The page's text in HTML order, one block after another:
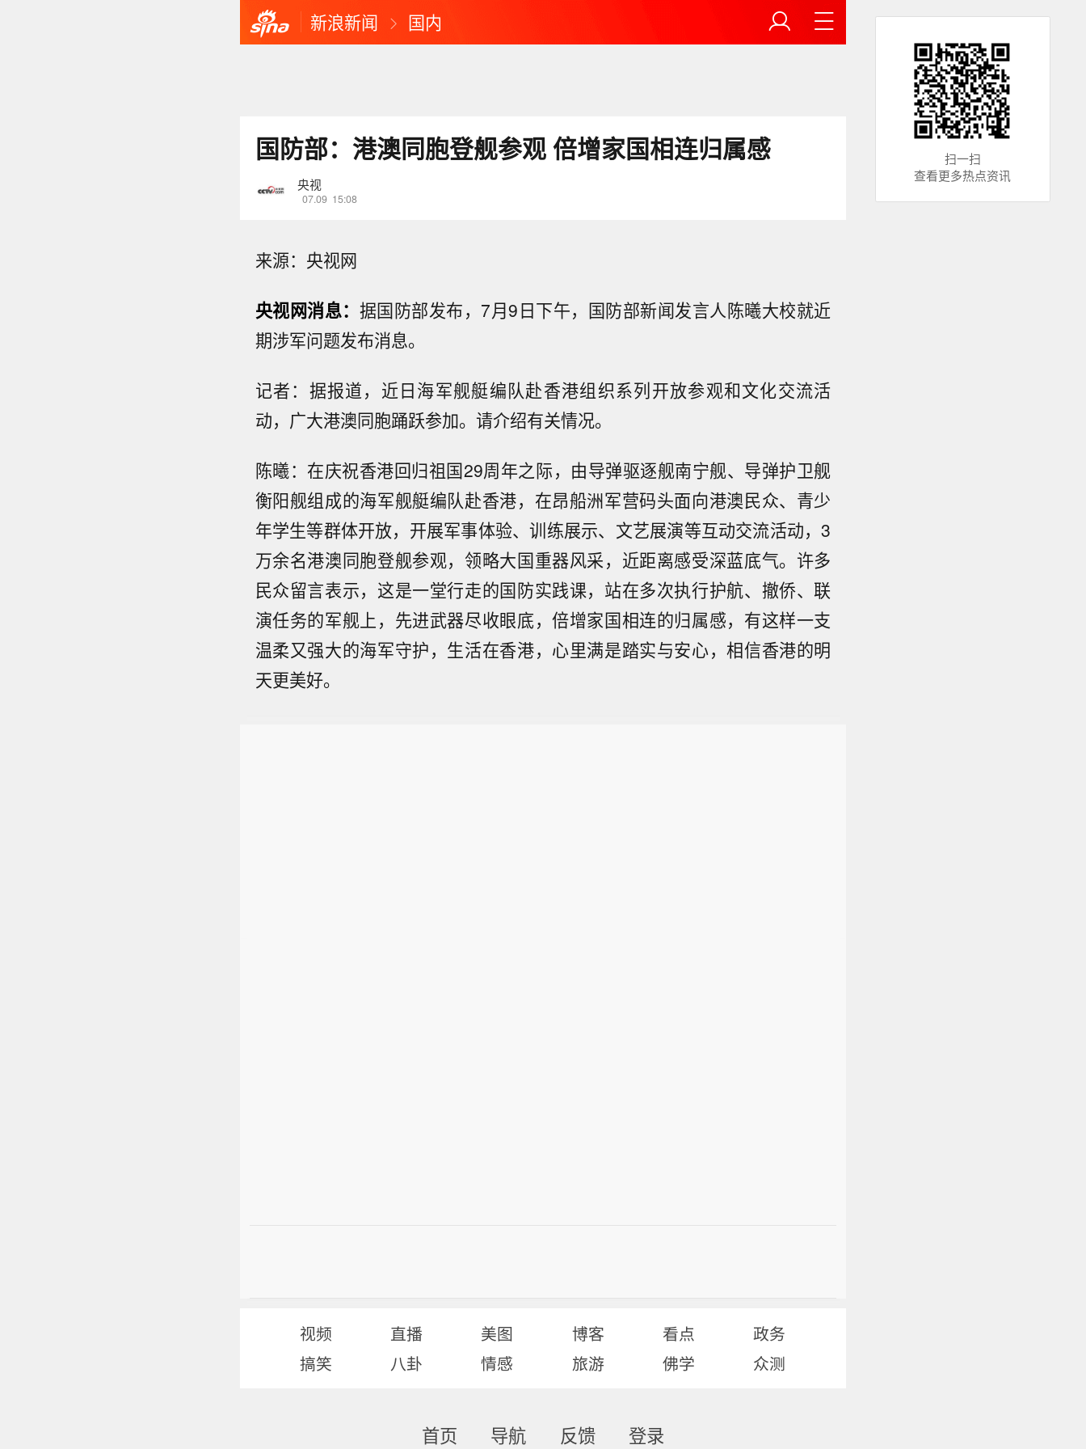
新浪新闻 国内
国防部：港澳同胞登舰参观 倍增家国相连归属感
央视
07.09 15:08
来源：央视网
央视网消息： 据国防部发布，7月9日下午，国防部新闻发言人陈曦大校就近
期涉军问题发布消息。
记者：据报道，近日海军舰艇编队赴香港组织系列开放参观和文化交流活
动，广大港澳同胞踊跃参加。请介绍有关情况。
陈曦：在庆祝香港回归祖国29周年之际，由导弹驱逐舰南宁舰、导弹护卫舰
衡阳舰组成的海军舰艇编队赴香港，在昂船洲军营码头面向港澳民众、青少
年学生等群体开放，开展军事体验、训练展示、文艺展演等互动交流活动，3
万余名港澳同胞登舰参观，领略大国重器风采，近距离感受深蓝底气。许多
民众留言表示，这是一堂行走的国防实践课，站在多次执行护航、撤侨、联
演任务的军舰上，先进武器尽收眼底，倍增家国相连的归属感，有这样一支
温柔又强大的海军守护，生活在香港，心里满是踏实与安心，相信香港的明
天更美好。
视频 直播 美图 博客 看点
政务
搞笑
八卦 情感 旅游 佛学 众测
首页 导航 反馈 登录
扫一扫
查看更多热点资讯